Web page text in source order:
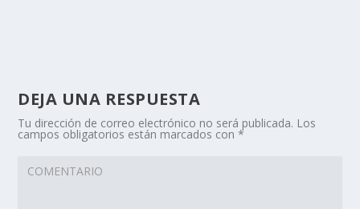
DEJA UNA RESPUESTA
Tu dirección de correo electrónico no será publicada. Los
campos obligatorios están marcados con*